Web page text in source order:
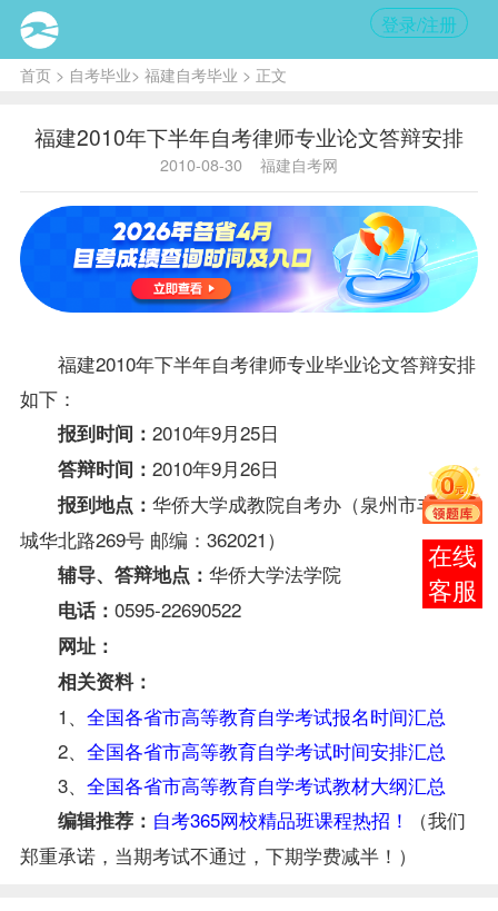
登录/注册
首页> 自考毕业> 福建自考毕业 > 正文
福建2010年下半年自考律师专业论文答辩安排
2010-08-30 福建自考网
福建2010年下半年自考律师专业毕业论文答辩安排
如下：
报到时间： 2010年9月25日
答辩时间： 2010年9月26日
报到地点： 华侨大学成教院自考办（泉州市丰泽区
城华北路269号 邮编：362021）
辅导、答辩地点： 华侨大学法学院
电话： 0595-22690522
网址：
相关资料：
1、 全国各省市高等教育自学考试报名时间汇总
2、 全国各省市高等教育自学考试时间安排汇总
3、 全国各省市高等教育自学考试教材大纲汇总
编辑推荐： 自考365网校精品班课程热招！
（我们
郑重承诺，当期考试不通过，下期学费减半！）
报考
咨询